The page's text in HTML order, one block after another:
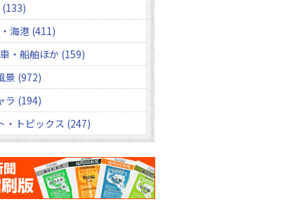
海港 (411)
・船舶ほか (159)
景 (972)
ラ (194)
・トピックス (247)